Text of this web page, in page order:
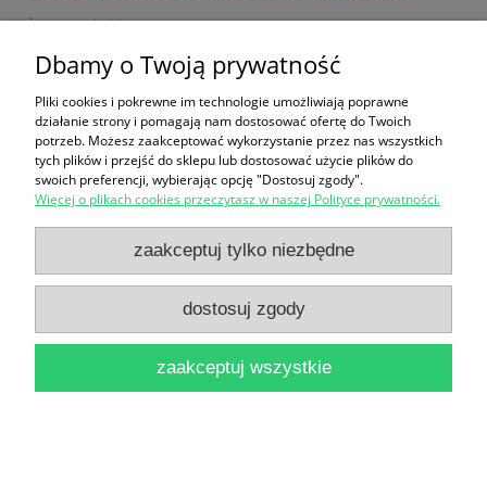
Żywczyński
do koszyka
Partie polityczne w Niemczech w XIX i XX wieku :
Tom I
Dbamy o Twoją prywatność
Pliki cookies i pokrewne im technologie umożliwiają poprawne
działanie strony i pomagają nam dostosować ofertę do Twoich
potrzeb. Możesz zaakceptować wykorzystanie przez nas wszystkich
tych plików i przejść do sklepu lub dostosować użycie plików do
swoich preferencji, wybierając opcję "Dostosuj zgody".
Więcej o plikach cookies przeczytasz w naszej Polityce prywatności.
zaakceptuj tylko niezbędne
dostosuj zgody
zaakceptuj wszystkie